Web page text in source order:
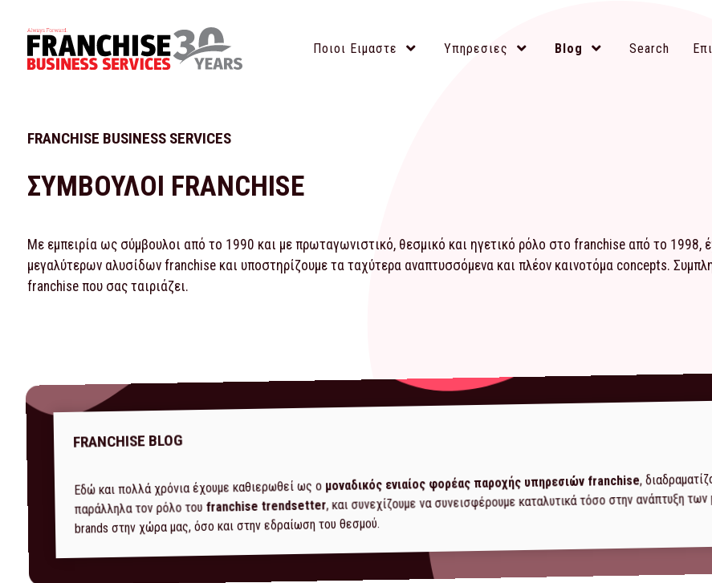
Ποιοι Ειμαστε Υπηρεσιες Blog Search
FRANCHISE BUSINESS SERVICES
ΣΥΜΒΟΥΛΟΙ FRANCHISE
Με εμπειρία ως σύμβουλοι από το 1990 και με πρωταγωνιστικό, θεσμικό και ηγετικό ρόλο στο franchise από το 1998,
μεγαλύτερων αλυσίδων franchise και υποστηρίζουμε τα ταχύτερα αναπτυσσόμενα και πλέον καινοτόμα concepts.
franchise που σας ταιριάζει.
FRANCHISE BLOG
Εδώ και πολλά χρόνια έχουμε καθιερωθεί ως ο μοναδικός ενιαίος φορέας παροχής υπηρεσιών franchise,
παράλληλα τον ρόλο του franchise trendsetter, και συνεχίζουμε να συνεισφέρουμε καταλυτικά τόσο στην ανάπτυξη
brands στην χώρα μας, όσο και στην εδραίωση του θεσμού.